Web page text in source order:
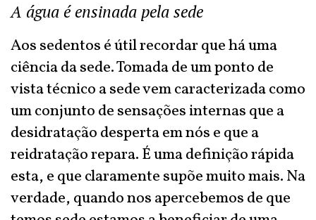
A água é ensinada pela sede
Aos sedentos é útil recordar que há uma
ciência da sede. Tomada de um ponto de
vista técnico a sede vem caracterizada como
um conjunto de sensações internas que a
desidratação desperta em nós e que a
reidratação repara. É uma definição rápida
esta, e que claramente supõe muito mais. Na
verdade, quando nos apercebemos de que